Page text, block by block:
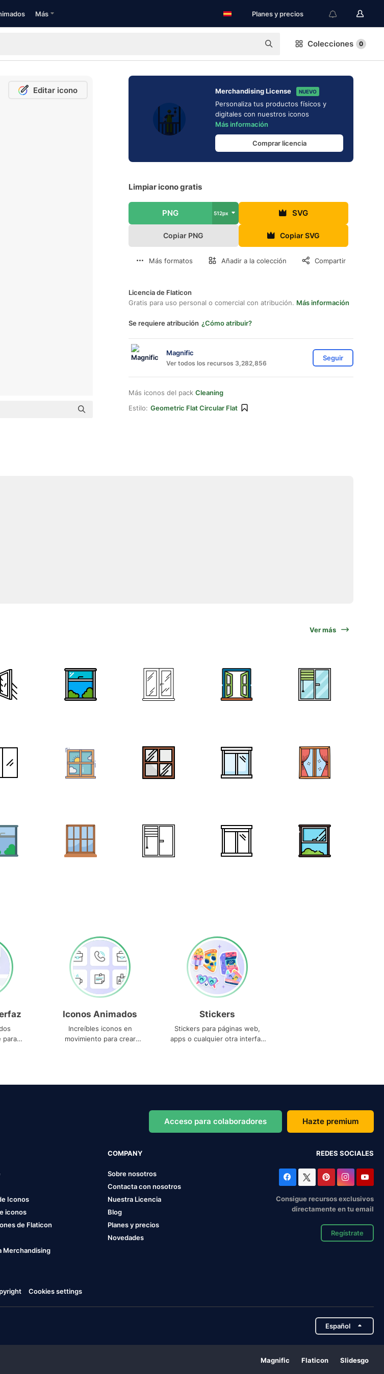
Más Planes y precios
Colecciones 0
Editar icono Merchandising License NUEVO
Personaliza tus productos físicos y
digitales con nuestros iconos
Más información
Comprar licencia
Limpiar icono gratis
PNG 512px SVG
Copiar PNG Copiar SVG
Más formatos Añadir a la colección Compartir
Licencia de Flaticon
Gratis para uso personal o comercial con atribución. Más información
Se requiere atribución ¿Cómo atribuir?
Magnific
Ver todos los recursos 3,282,856
Seguir
Más iconos del pack Cleaning
Estilo: Geometric Flat Circular Flat
Ver más
para
Iconos Animados
Increíbles iconos en
movimiento para crear
Stickers
Stickers para páginas web,
apps o cualquier otra interfaz
Acceso para colaboradores Hazte premium
Iconos
iconos
de Flaticon
Merchandising
COMPANY
Sobre nosotros
Contacta con nosotros
Nuestra Licencia
Blog
Planes y precios
Novedades
REDES SOCIALES
Consigue recursos exclusivos
directamente en tu email
Regístrate
Cookies settings
Español
Magnific Flaticon Slidesgo